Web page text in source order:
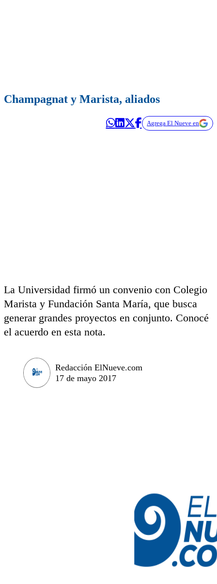
Champagnat y Marista, aliados
Agrega El Nueve en
La Universidad firmó un convenio con Colegio
Marista y Fundación Santa María, que busca
generar grandes proyectos en conjunto. Conocé
el acuerdo en esta nota.
Redacción ElNueve.com
17 de mayo 2017